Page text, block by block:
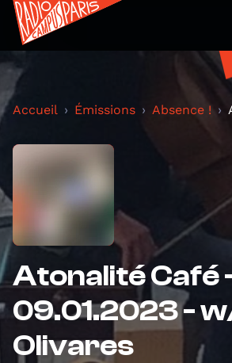
Accueil Émissions Absence !
Atonalité Café
09.01.2023 -
Olivares